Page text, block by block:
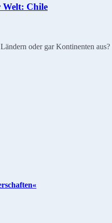
Welt: Chile
oder gar Kontinenten